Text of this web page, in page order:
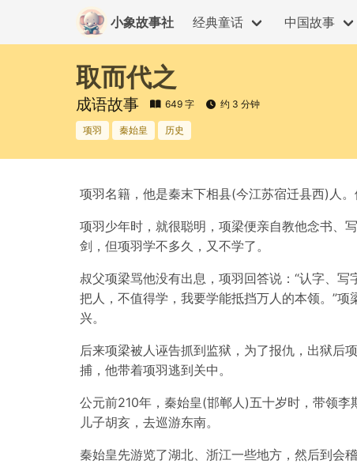
小象故事社 经典童话 中国故事
取而代之
成语故事 649 字 约 3 分钟
项羽 秦始皇 历史
项羽名籍，他是秦末下相县(今江苏宿迁县西)人
项羽少年时，就很聪明，项梁便亲自教他念书、
剑，但项羽学不多久，又不学了。
叔父项梁骂他没有出息，项羽回答说：“认字、
把人，不值得学，我要学能抵挡万人的本领。”
兴。
后来项梁被人诬告抓到监狱，为了报仇，出狱后
捕，他带着项羽逃到关中。
公元前210年，秦始皇(邯郸人)五十岁时，带领
儿子胡亥，去巡游东南。
秦始皇先游览了湖北、浙江一些地方，然后到会